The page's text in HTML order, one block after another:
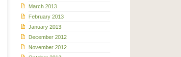
March 2013
February 2013
January 2013
December 2012
November 2012